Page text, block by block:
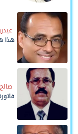
هذا